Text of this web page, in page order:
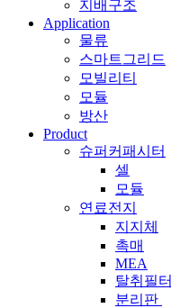
지배구조
Application
물류
스마트그리드
모빌리티
모듈
방산
Product
슈퍼커패시터
셀
모듈
연료전지
지지체
촉매
MEA
탈취필터
분리판